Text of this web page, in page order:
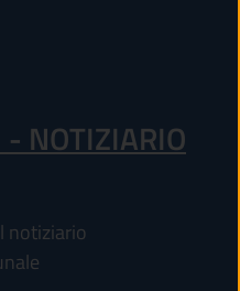
- NOTIZIARIO
notiziario